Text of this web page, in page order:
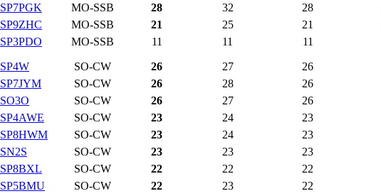
SP7PGK MO-SSB 28 32 28
SP9ZHC MO-SSB 21 25 21
SP3PDO MO-SSB 11 11 11
SP4W SO-CW 26 27 26
SP7JYM
SO-CW 26 28 26
SO3O
SO-CW 26 27 26
SP4AWE SO-CW 23 24 23
SP8HWM
SO-CW 23 24 23
SN2S
SO-CW 23 23 23
SP8BXL SO-CW 22 22 22
SP5BMU
SO-CW 22 23 22